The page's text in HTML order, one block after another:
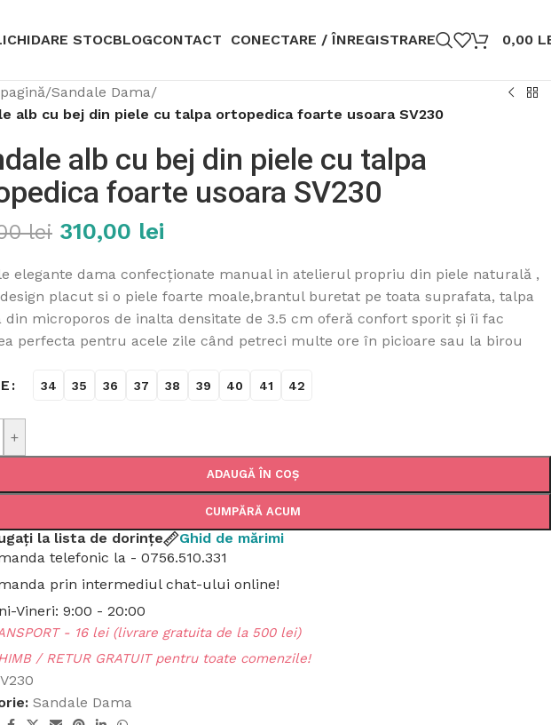
STOCBLOGCONTACT CONECTARE / ÎNREGISTRARE 0,00
/Sandale Dama/
alb cu bej din piele cu talpa ortopedica foarte usoara SV230
alb cu bej din piele cu talpa
foarte usoara SV230
lei 310,00 lei
elegante dama confecționate manual in atelierul propriu din piele naturală ,
placut si o piele foarte moale,brantul buretat pe toata suprafata, talpa
din microporos de inalta densitate de 3.5 cm oferă confort sporit și îi fac
perfecta pentru acele zile când petreci multe ore în picioare sau la birou
34 35 36 37 38 39 40 41 42
+
ADAUGĂ ÎN COȘ
CUMPĂRĂ ACUM
la lista de dorințe
Ghid de mărimi
telefonic la - 0756.510.331
prin intermediul chat-ului online!
Vineri: 9:00 - 20:00
- 16 lei (livrare gratuita de la 500 lei)
/ RETUR GRATUIT pentru toate comenzile!
Sandale Dama